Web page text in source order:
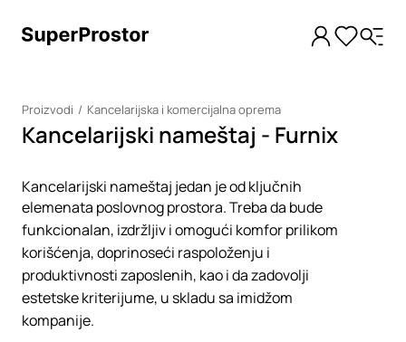
Proizvodi Kancelarijska i komercijalna oprema
Kancelarijski nameštaj - Furnix
Kancelarijski nameštaj jedan je od ključnih
elemenata poslovnog prostora. Treba da bude
funkcionalan, izdržljiv i omogući komfor prilikom
korišćenja, doprinoseći raspoloženju i
produktivnosti zaposlenih, kao i da zadovolji
estetske kriterijume, u skladu sa imidžom
kompanije.